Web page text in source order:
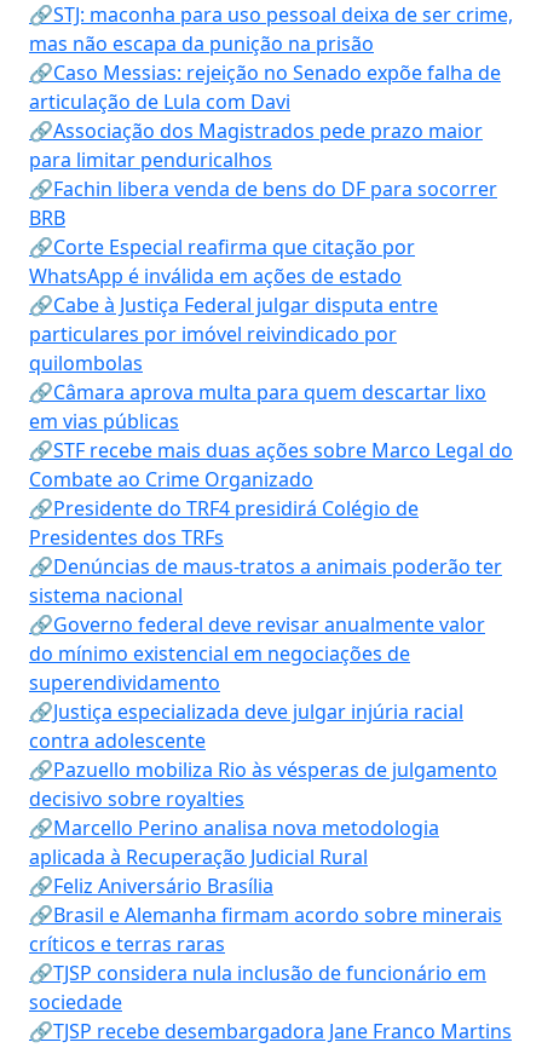
🔗STJ: maconha para uso pessoal deixa de ser crime,
mas não escapa da punição na prisão
🔗Caso Messias: rejeição no Senado expõe falha de
articulação de Lula com Davi
🔗Associação dos Magistrados pede prazo maior
para limitar penduricalhos
🔗Fachin libera venda de bens do DF para socorrer
BRB
🔗Corte Especial reafirma que citação por
WhatsApp é inválida em ações de estado
🔗Cabe à Justiça Federal julgar disputa entre
particulares por imóvel reivindicado por
quilombolas
🔗Câmara aprova multa para quem descartar lixo
em vias públicas
🔗STF recebe mais duas ações sobre Marco Legal do
Combate ao Crime Organizado
🔗Presidente do TRF4 presidirá Colégio de
Presidentes dos TRFs
🔗Denúncias de maus-tratos a animais poderão ter
sistema nacional
🔗Governo federal deve revisar anualmente valor
do mínimo existencial em negociações de
superendividamento
🔗Justiça especializada deve julgar injúria racial
contra adolescente
🔗Pazuello mobiliza Rio às vésperas de julgamento
decisivo sobre royalties
🔗Marcello Perino analisa nova metodologia
aplicada à Recuperação Judicial Rural
🔗Feliz Aniversário Brasília
🔗Brasil e Alemanha firmam acordo sobre minerais
críticos e terras raras
🔗TJSP considera nula inclusão de funcionário em
sociedade
🔗TJSP recebe desembargadora Jane Franco Martins